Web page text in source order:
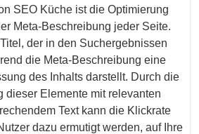
SEO Küche ist die Optimierung
Meta-Beschreibung jeder Seite.
der in den Suchergebnissen
die Meta-Beschreibung eine
des Inhalts darstellt. Durch die
dieser Elemente mit relevanten
Text kann die Klickrate
dazu ermutigt werden, auf Ihre